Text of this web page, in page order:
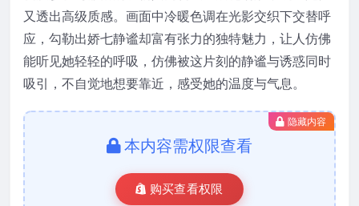
又透出高级质感。画面中冷暖色调在光影交织下交替呼
应，勾勒出娇七静谧却富有张力的独特魅力，让人仿佛
能听见她轻轻的呼吸，仿佛被这片刻的静谧与诱惑同时
吸引，不自觉地想要靠近，感受她的温度与气息。
隐藏内容
本内容需权限查看
购买查看权限